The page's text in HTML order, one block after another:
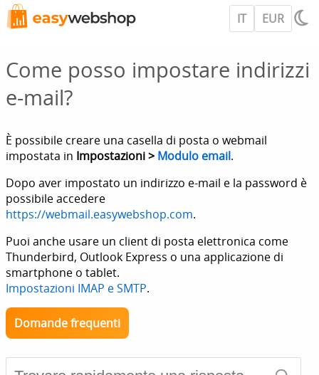
IT EUR
Come posso impostare indirizzi
e-mail?
È possibile creare una casella di posta o webmail
impostata in Impostazioni > Modulo email.
Dopo aver impostato un indirizzo e-mail e la password è
possibile accedere
https://webmail.easywebshop.com.
Puoi anche usare un client di posta elettronica come
Thunderbird, Outlook Express o una applicazione di
smartphone o tablet.
Impostazioni IMAP e SMTP.
Domande frequenti